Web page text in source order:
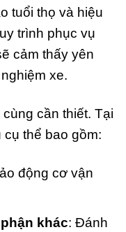
tuổi thọ và hiệu
trình phục vụ
cảm thấy yên
xe.
cùng cần thiết. Tại
thể bao gồm:
động cơ vận
khác: Đánh